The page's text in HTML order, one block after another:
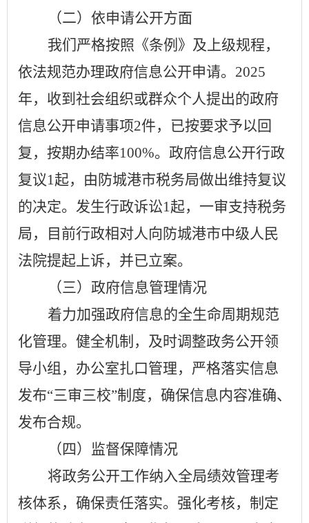
（二）依申请公开方面
我们严格按照《条例》及上级规程，
依法规范办理政府信息公开申请。 2025
年， 收到社会组织或群众个人提出的政府
信息公开申请事项2件，已按要求予以回
复， 按期办结率100%。 政府信息公开行政
复议1起，由防城港市税务局做出维持复议
的决定。发生行政诉讼1起，一审支持税务
局， 目前行政相对人 向 防城港市中级人民
法院提起上诉， 并已立案。
（三）政府信息管理情况
着力加强政府信息的全生命周期规范
化管理。健全机制， 及时调整政务公开领
导小组， 办公室扎口管理，严格落实信息
发布“三审三校”制度，确保信息内容准确、
发布合规。
（四）监督保障情况
将政务公开工作纳入全局绩效管理考
核体系，确保责任落实。强化考核，制定